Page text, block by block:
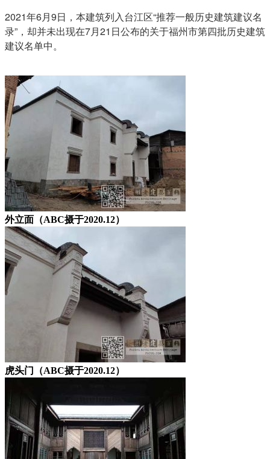
2021年6月9日，本建筑列入台江区“推荐一般历史建筑建议名
录”，却并未出现在7月21日公布的关于福州市第四批历史建筑
建议名单中。
外立面（ABC摄于2020.12）
虎头门（ABC摄于2020.12）